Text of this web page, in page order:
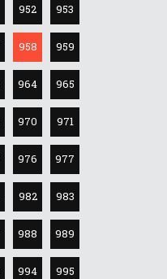
952 953
958 959
964 965
970 971
976 977
982 983
988 989
994 995